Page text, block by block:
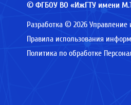
© ФГБОУ ВО «ИжГТУ имени
Разработка © 2026
Правила использования
Политика по обработке